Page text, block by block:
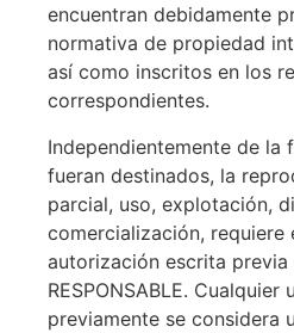
encuentran debidamente
normativa de propiedad
así como inscritos en los
correspondientes.
Independientemente de la
fueran destinados, la
parcial, uso, explotación,
comercialización, requiere
autorización escrita
RESPONSABLE.
previamente se considera